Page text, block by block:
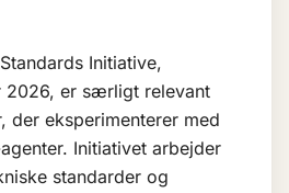
Initiative,
2026, er særligt relevant
der eksperimenterer med
. Initiativet arbejder
standarder og